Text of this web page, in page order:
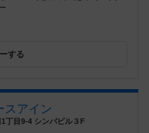
する
スアイン
丁目9-4 シンバビル３F